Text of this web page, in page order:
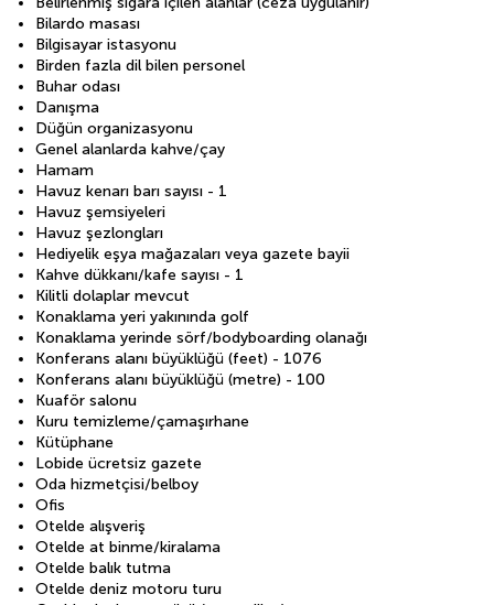
Bilardo masası
Bilgisayar istasyonu
Birden fazla dil bilen personel
Buhar odası
Danışma
Düğün organizasyonu
Genel alanlarda kahve/çay
Hamam
Havuz kenarı barı sayısı - 1
Havuz şemsiyeleri
Havuz şezlongları
Hediyelik eşya mağazaları veya gazete bayii
Kahve dükkanı/kafe sayısı - 1
Kilitli dolaplar mevcut
Konaklama yeri yakınında golf
Konaklama yerinde sörf/bodyboarding olanağı
Konferans alanı büyüklüğü (feet) - 1076
Konferans alanı büyüklüğü (metre) - 100
Kuaför salonu
Kuru temizleme/çamaşırhane
Kütüphane
Lobide ücretsiz gazete
Oda hizmetçisi/belboy
Ofis
Otelde alışveriş
Otelde at binme/kiralama
Otelde balık tutma
Otelde deniz motoru turu